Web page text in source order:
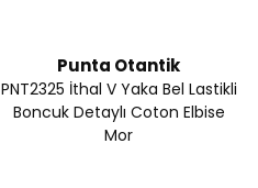
Punta Otantik
PNT2325 İthal V Yaka Bel Lastikli
Boncuk Detaylı Coton Elbise
Mor